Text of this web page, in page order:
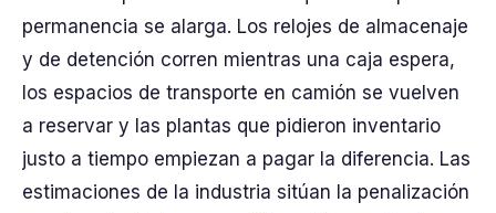
permanencia se alarga. Los relojes de almacenaje
y de detención corren mientras una caja espera,
los espacios de transporte en camión se vuelven
a reservar y las plantas que pidieron inventario
justo a tiempo empiezan a pagar la diferencia. Las
estimaciones de la industria sitúan la penalización